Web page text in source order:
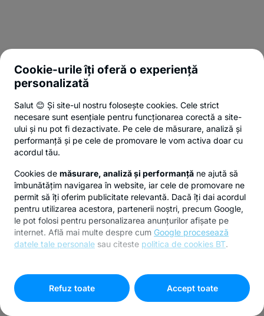
Cookie-urile îți oferă o experiență
personalizată
Salut 😊 Și site-ul nostru folosește cookies. Cele strict
necesare sunt esențiale pentru funcționarea corectă a site-
ului și nu pot fi dezactivate. Pe cele de măsurare, analiză și
performanță și pe cele de promovare le vom activa doar cu
acordul tău.
Cookies de măsurare, analiză și performanță ne ajută să
îmbunătățim navigarea în website, iar cele de promovare ne
permit să îți oferim publicitate relevantă. Dacă îți dai acordul
pentru utilizarea acestora, partenerii noștri, precum Google,
le pot folosi pentru personalizarea anunțurilor afișate pe
internet. Află mai multe despre cum Google procesează
datele tale personale sau citeste politica de cookies BT.
cookies"
Refuz toate
Accept toate